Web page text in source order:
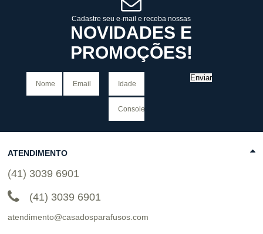
Cadastre seu e-mail e receba nossas
NOVIDADES E
PROMOÇÕES!
Enviar
ATENDIMENTO
(41) 3039 6901
(41) 3039 6901
atendimento@casadosparafusos.com